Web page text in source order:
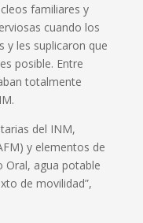
familiares y
cuando los
y les suplicaron que
posible. Entre
totalmente
del INM,
y elementos de
Oral, agua potable
de movilidad”,